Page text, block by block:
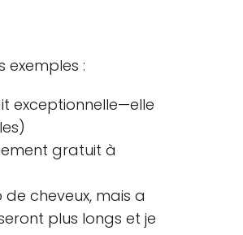
exemples :
exceptionnelle—elle
gratuit à
cheveux, mais a
plus longs et je